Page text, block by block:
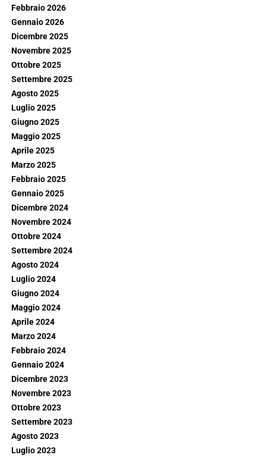
Febbraio 2026
Gennaio 2026
Dicembre 2025
Novembre 2025
Ottobre 2025
Settembre 2025
Agosto 2025
Luglio 2025
Giugno 2025
Maggio 2025
Aprile 2025
Marzo 2025
Febbraio 2025
Gennaio 2025
Dicembre 2024
Novembre 2024
Ottobre 2024
Settembre 2024
Agosto 2024
Luglio 2024
Giugno 2024
Maggio 2024
Aprile 2024
Marzo 2024
Febbraio 2024
Gennaio 2024
Dicembre 2023
Novembre 2023
Ottobre 2023
Settembre 2023
Agosto 2023
Luglio 2023